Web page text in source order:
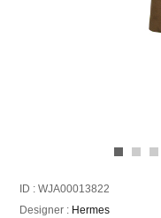
ID : WJA00013822
Designer : Hermes